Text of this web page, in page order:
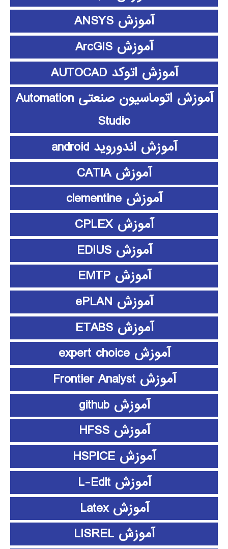
آموزش ANSYS
آموزش ArcGIS
آموزش اتوکد AUTOCAD
آموزش اتوماسیون صنعتی Automation
Studio
آموزش اندوروید android
آموزش CATIA
آموزش clementine
آموزش CPLEX
آموزش EDIUS
آموزش EMTP
آموزش ePLAN
آموزش ETABS
آموزش expert choice
آموزش Frontier Analyst
آموزش github
آموزش HFSS
آموزش HSPICE
آموزش L-Edit
آموزش Latex
آموزش LISREL